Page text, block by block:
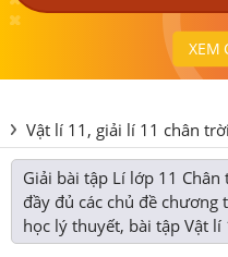
XEM
Vật lí 11, giải lí 11 chân
Giải bài tập Lí lớp 11
đầy đủ các chủ đề
học lý thuyết, bài tập Vật lí